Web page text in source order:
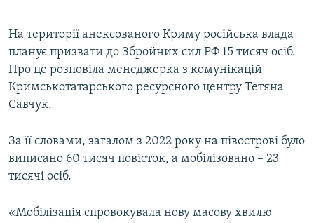
Усі сайти RFE/RL
На території анексованого Криму російська влада
планує призвати до Збройних сил РФ 15 тисяч осіб.
Про це розповіла менеджерка з комунікацій
Кримськотатарського ресурсного центру Тетяна
Савчук.
За її словами, загалом з 2022 року на півострові було
виписано 60 тисяч повісток, а мобілізовано – 23
тисячі осіб.
«Мобілізація спровокувала нову масову хвилю